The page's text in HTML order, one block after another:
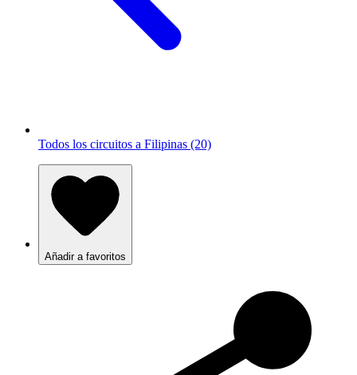
Todos los circuitos a Filipinas (20)
Añadir a favoritos